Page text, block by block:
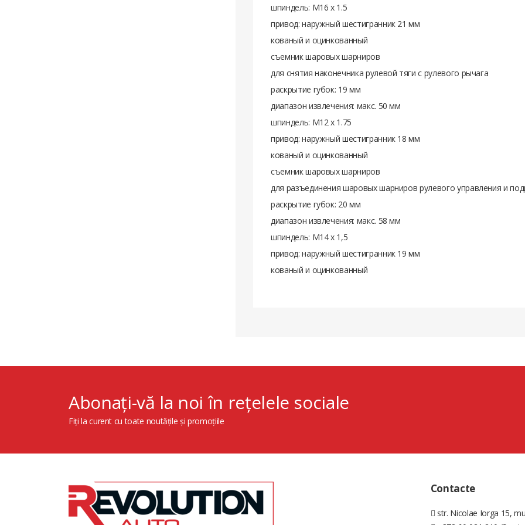
шпиндель: M16 x 1.5
привод: наружный шестигранник 21 мм
кованый и оцинкованный
съемник шаровых шарниров
для снятия наконечника рулевой тяги с рулевого рычага
раскрытие губок: 19 мм
диапазон извлечения: макс. 50 мм
шпиндель: M12 x 1.75
привод: наружный шестигранник 18 мм
кованый и оцинкованный
съемник шаровых шарниров
для разъединения шаровых шарниров рулевого управления и
раскрытие губок: 20 мм
диапазон извлечения: макс. 58 мм
шпиндель: M14 x 1,5
привод: наружный шестигранник 19 мм
кованый и оцинкованный
Abonați-vă la noi în rețelele sociale
Fiți la curent cu toate noutățile și promoțiile
Contacte
str. Nicolae Iorga 15,